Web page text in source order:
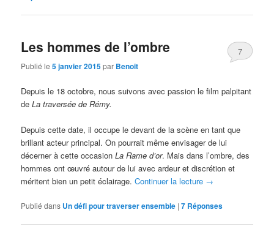
Les hommes de l’ombre
Publié le5 janvier 2015par Benoit
7
Depuis le 18 octobre, nous suivons avec passion le film palpitant
deLa traversée de Rémy.
Depuis cette date, il occupe le devant de la scène en tant que
brillant acteur principal. On pourrait même envisager de lui
décerner à cette occasionLa Rame d’or. Mais dans l’ombre, des
hommes ont œuvré autour de lui avec ardeur et discrétion et
méritent bien un petit éclairage.Continuer la lecture →
Publié dans Un défi pour traverser ensemble |7 Réponses